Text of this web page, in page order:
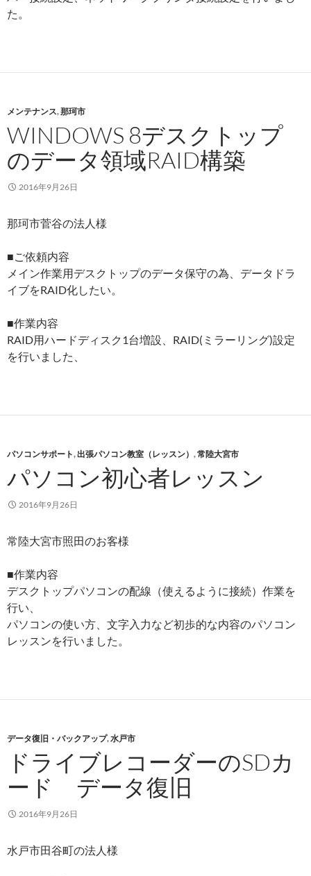
た。
メンテナンス,那珂市
WINDOWS 8デスクトップ
のデータ領域RAID構築
2016年9月26日
那珂市菅谷の法人様
■ご依頼内容
メイン作業用デスクトップのデータ保守の為、データドラ
イブをRAID化したい。
■作業内容
RAID用ハードディスク1台増設、RAID(ミラーリング)設定
を行いました、
パソコンサポート,出張パソコン教室（レッスン） ,常陸大宮市
パソコン初心者レッスン
2016年9月26日
常陸大宮市照田のお客様
■作業内容
デスクトップパソコンの配線（使えるように接続）作業を
行い、
パソコンの使い方、文字入力など初歩的な内容のパソコン
レッスンを行いました。
データ復旧・バックアップ,水戸市
ドライブレコーダーのSDカ
ード データ復旧
2016年9月26日
水戸市田谷町の法人様